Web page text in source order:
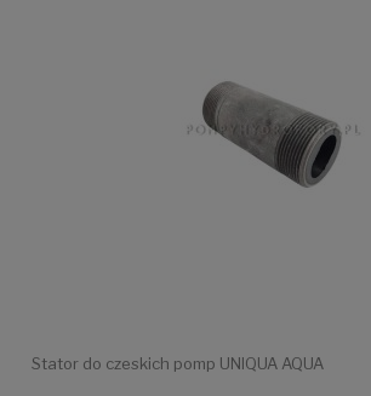
Stator do czeskich pomp UNIQUA AQUA